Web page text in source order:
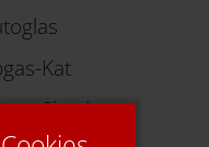
Kat